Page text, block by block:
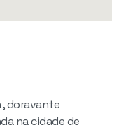
, doravante
na cidade de